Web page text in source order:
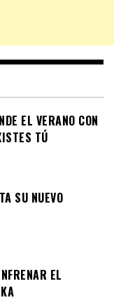
EL VERANO CON
TÚ
SU NUEVO
EL